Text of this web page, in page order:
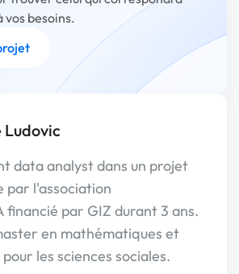
besoins.
Ludovic
data analyst dans un projet
par l'association
financié par GIZ durant 3 ans.
en mathématiques et
les sciences sociales.